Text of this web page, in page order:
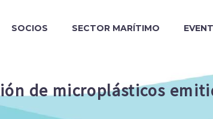
SOCIOS SECTOR MARÍTIMO
de microplásticos